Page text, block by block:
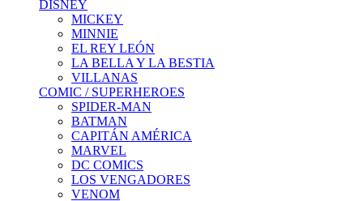
DISNEY
MICKEY
MINNIE
EL REY LEÓN
LA BELLA Y LA BESTIA
VILLANAS
COMIC / SUPERHEROES
SPIDER-MAN
BATMAN
CAPITÁN AMÉRICA
MARVEL
DC COMICS
LOS VENGADORES
VENOM